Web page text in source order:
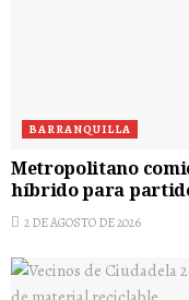
BARRANQUILLA
Metropolitano
híbrido para
2 DE AGOSTO DE 2026